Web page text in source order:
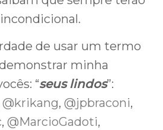
de usar um termo
minha
“seus lindos”:
@krikang, @jpbraconi,
, @MarcioGadoti,